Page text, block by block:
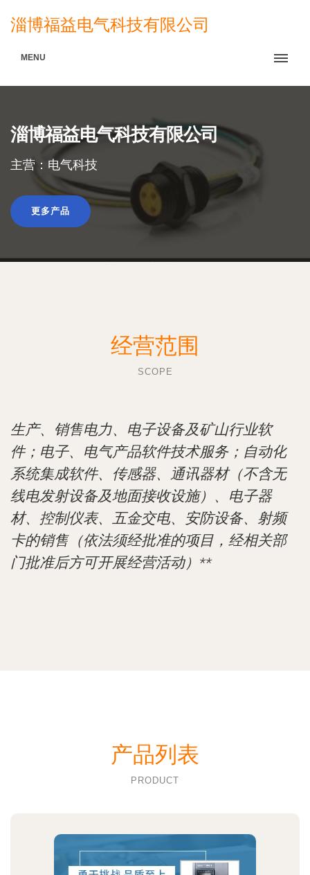
淄博福益电气科技有限公司
MENU
淄博福益电气科技有限公司
主营：电气科技
更多产品
经营范围
SCOPE
生产、销售电力、电子设备及矿山行业软
件；电子、电气产品软件技术服务；自动化
系统集成软件、传感器、通讯器材（不含无
线电发射设备及地面接收设施）、电子器
材、控制仪表、五金交电、安防设备、射频
卡的销售（依法须经批准的项目，经相关部
门批准后方可开展经营活动）**
产品列表
PRODUCT